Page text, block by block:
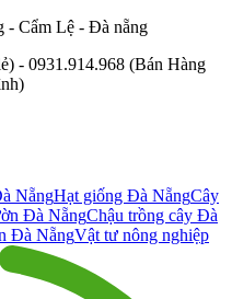
- Cẩm Lệ - Đà nẵng
- 0931.914.968 (Bán Hàng
NẵngHạt giống Đà NẵngCây
Đà NẵngChậu trồng cây Đà
Đà NẵngVật tư nông nghiệp